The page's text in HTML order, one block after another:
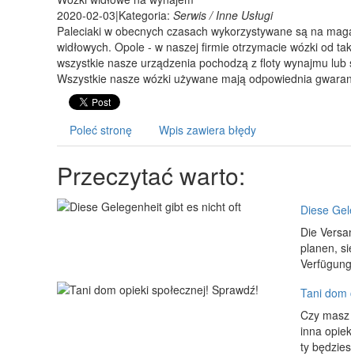
2020-02-03|Kategoria: Serwis / Inne Usługi
Paleciaki w obecnych czasach wykorzystywane są na
widłowych. Opole - w naszej firmie otrzymacie wózki od
wszystkie nasze urządzenia pochodzą z floty wynajmu
Wszystkie nasze wózki używane mają odpowiednia
Poleć stronę Wpis zawiera błędy
Przeczytać warto:
Diese
Die
planen,
Tani dom
Czy
inna
ty